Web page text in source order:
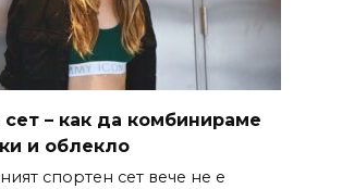
– как да комбинираме
и облекло
спортен сет вече не е